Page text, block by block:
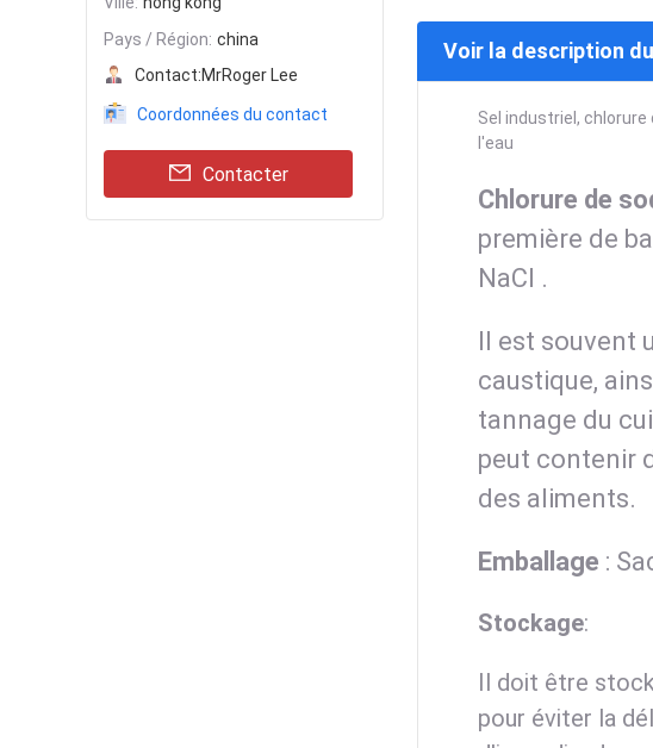
Pays / Région: china
Contact:MrRoger Lee
Coordonnées du contact
Contacter
Voir la description
Sel industriel,
l'eau
Chlorure de
première de
NaCl .
Il est souvent
caustique,
tannage du
peut contenir
des aliments.
Emballage :
Stockage:
Il doit être
pour éviter la